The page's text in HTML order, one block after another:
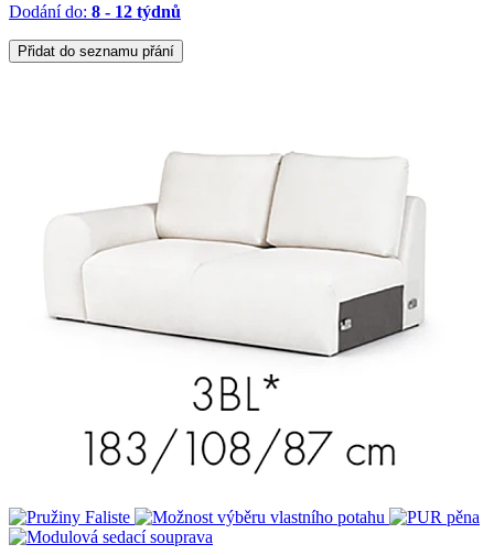
Dodání do: 8 - 12 týdnů
Přidat do seznamu přání